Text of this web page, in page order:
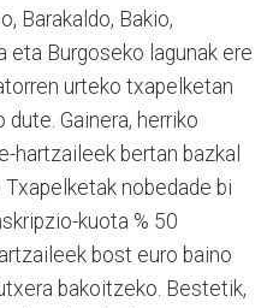
Barakaldo, Bakio,
eta Burgoseko lagunak ere
urteko txapelketan
Gainera, herriko
hartzaileek bertan bazkal
nobedade bi
kuota % 50
bost euro baino
bakoitzeko. Bestetik,